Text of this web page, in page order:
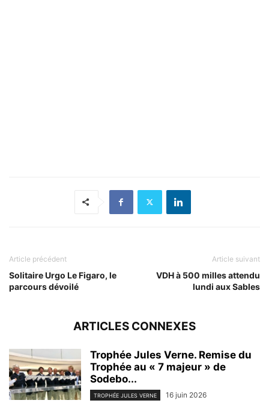
Article précédent
Solitaire Urgo Le Figaro, le
parcours dévoilé
Article suivant
VDH à 500 milles attendu
lundi aux Sables
ARTICLES CONNEXES
Trophée Jules Verne. Remise du
Trophée au « 7 majeur » de
Sodebo...
TROPHÉE JULES VERNE 16 juin 2026